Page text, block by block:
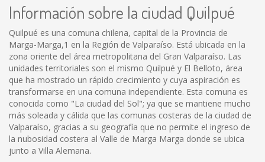
Información sobre la ciudad Quilpué
Quilpué es una comuna chilena, capital de la Provincia de
Marga-Marga,1 en la Región de Valparaíso. Está ubicada en la
zona oriente del área metropolitana del Gran Valparaíso. Las
unidades territoriales son el mismo Quilpué y El Belloto, área
que ha mostrado un rápido crecimiento y cuya aspiración es
transformarse en una comuna independiente. Esta comuna es
conocida como "La ciudad del Sol"; ya que se mantiene mucho
más soleada y cálida que las comunas costeras de la ciudad de
Valparaíso, gracias a su geografía que no permite el ingreso de
la nubosidad costera al Valle de Marga Marga donde se ubica
junto a Villa Alemana.